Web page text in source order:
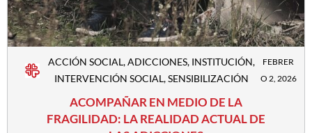
ACCIÓN SOCIAL,ADICCIONES, INSTITUCIÓN,
INTERVENCIÓN SOCIAL,SENSIBILIZACIÓN
FEBRER
O 2, 2026
ACOMPAÑAR EN MEDIO DE LA
FRAGILIDAD: LA REALIDAD ACTUAL DE